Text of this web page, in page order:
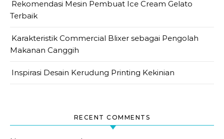
Rekomendasi Mesin Pembuat Ice Cream Gelato
Terbaik
Karakteristik Commercial Blixer sebagai Pengolah
Makanan Canggih
Inspirasi Desain Kerudung Printing Kekinian
RECENT COMMENTS